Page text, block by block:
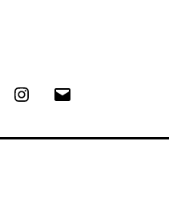
Instagram